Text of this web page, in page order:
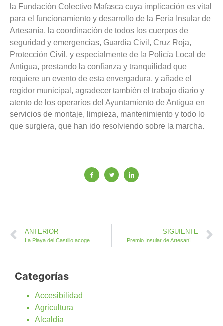
la Fundación Colectivo Mafasca cuya implicación es vital
para el funcionamiento y desarrollo de la Feria Insular de
Artesanía, la coordinación de todos los cuerpos de
seguridad y emergencias, Guardia Civil, Cruz Roja,
Protección Civil, y especialmente de la Policía Local de
Antigua, prestando la confianza y tranquilidad que
requiere un evento de esta envergadura, y añade el
regidor municipal, agradecer también el trabajo diario y
atento de los operarios del Ayuntamiento de Antigua en
servicios de montaje, limpieza, mantenimiento y todo lo
que surgiera, que han ido resolviendo sobre la marcha.
ANTERIOR SIGUIENTE
Premio Insular de Artesanía a Doña Úrsula Joseffine Mocklinghoff
Categorías
Accesibilidad
Agricultura
Alcaldía